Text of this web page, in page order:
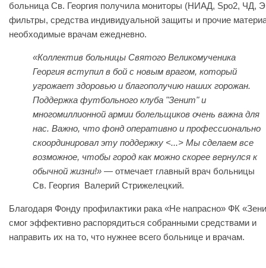
больница Св. Георгия получила мониторы (НИАД, Spo2, ЧД,
фильтры, средства индивидуальной защиты и прочие
необходимые врачам ежедневно.
«Коллектив больницы Святого Великомученика
Георгия вступил в бой с новым врагом, который
угрожает здоровью и благополучию наших горожан.
Поддержка футбольного клуба "Зенит" и
многомиллионной армии болельщиков очень важна для
нас. Важно, что фонд оперативно и профессионально
скоординировал эту поддержку <...> Мы сделаем все
возможное, чтобы город как можно скорее вернулся к
обычной жизни!» — отмечает главный врач больницы
Св. Георгия Валерий Стрижелецкий.
Благодаря Фонду профилактики рака «Не напрасно» ФК
смог эффективно распорядиться собранными средствами и
направить их на то, что нужнее всего больнице и врачам.